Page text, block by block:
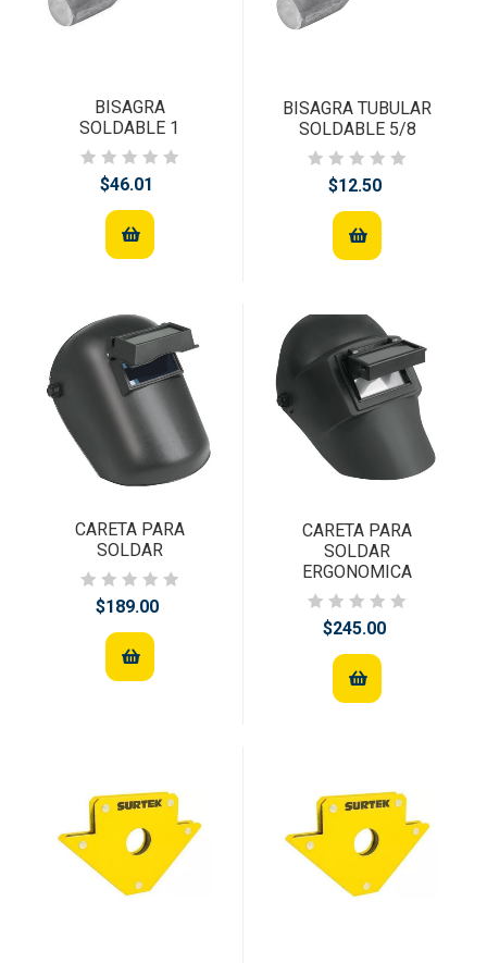
BISAGRA
SOLDABLE 1
$46.01
BISAGRA TUBULAR
SOLDABLE 5/8
$12.50
CARETA PARA
SOLDAR
$189.00
CARETA PARA
SOLDAR
ERGONOMICA
$245.00